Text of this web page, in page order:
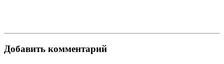
Добавить комментарий